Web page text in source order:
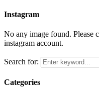
Instagram
No any image found. Please
instagram account.
Search for:
Categories